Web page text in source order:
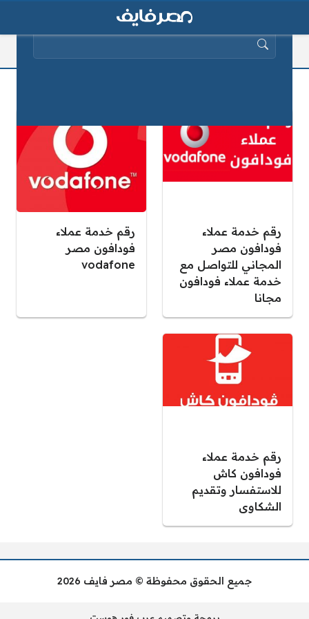
رقم خدمة عملاء
فودافون مصر
المجاني للتواصل مع
خدمة عملاء فودافون
مجانا
رقم خدمة عملاء
فودافون مصر
vodafone
رقم خدمة عملاء
فودافون كاش
للاستفسار وتقديم
الشكاوى
جميع الحقوق محفوظة © مصر فايف 2026
البحث عن: